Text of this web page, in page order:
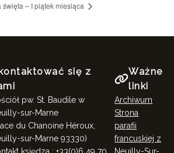
święta – I piątek miesiąca
się z
pw. St. Baudile w
sur-Marne
du Chanoine Héroux,
sur-Marne 93330)
Ważne
linki
Archiwum
Strona
parafii
francuskiej z